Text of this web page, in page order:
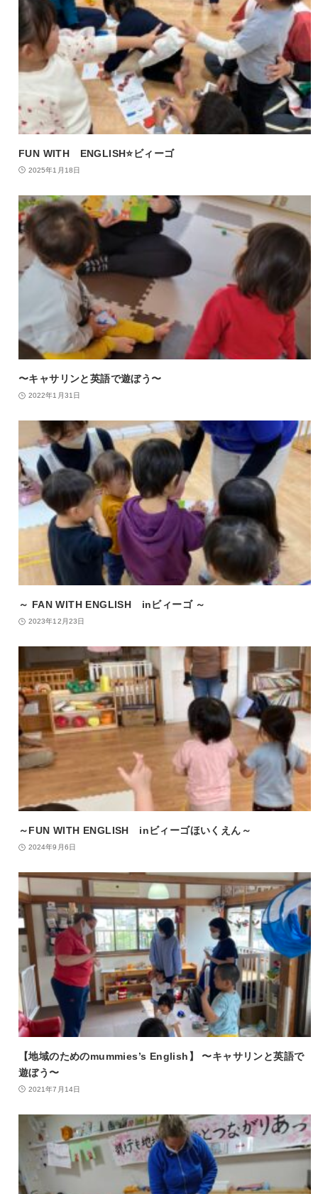
FUN WITH ENGLISH⭐️ビィーゴ
2025年1月18日
〜キャサリンと英語で遊ぼう〜
2022年1月31日
～ FAN WITH ENGLISH inビィーゴ ～
2023年12月23日
～FUN WITH ENGLISH inビィーゴほいくえん～
2024年9月6日
【地域のためのmummies’s English】 〜キャサリンと英語で
遊ぼう〜
2021年7月14日